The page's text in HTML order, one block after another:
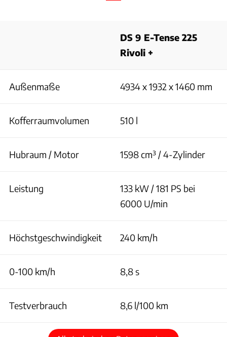
DS 9 E-Tense 225
Rivoli +
Außenmaße 4934 x 1932 x 1460 mm
Kofferraumvolumen 510 l
Hubraum / Motor 1598 cm³ / 4-Zylinder
Leistung
133 kW / 181 PS bei
6000 U/min
Höchstgeschwindigkeit 240 km/h
0-100 km/h 8,8 s
Testverbrauch 8,6 l/100 km